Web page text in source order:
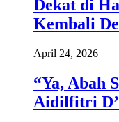
Dekat di
Kembali
April 24, 2026
“Ya, Abah
Aidilfitri